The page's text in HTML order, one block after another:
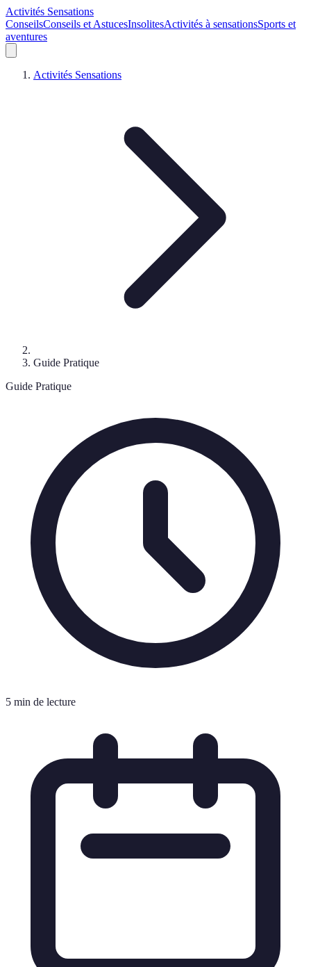
Activités Sensations
ConseilsConseils et AstucesInsolitesActivités à sensationsSports et
aventures
Activités Sensations
Guide Pratique
Guide Pratique
5 min de lecture